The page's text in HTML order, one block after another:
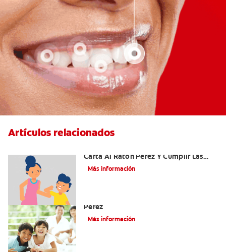
Artículos relacionados
Carta Al Ratón Pérez Y Cumplir Las
Fantasías De Su Hijo/A
Más información
Pérez
Más información